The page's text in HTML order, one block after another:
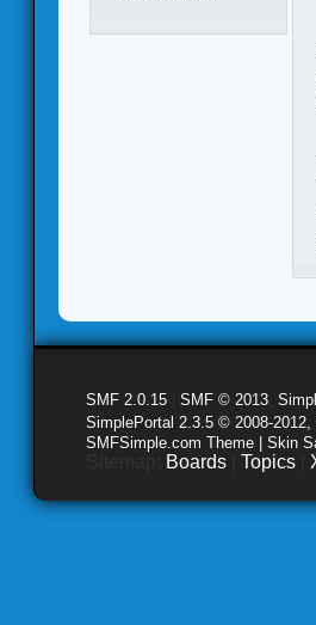
SMF 2.0.15 SMF © 2013
SimplePortal 2.3.5 © 2008-2012,
SMFSimple.com Theme | Skin
Boards Topics